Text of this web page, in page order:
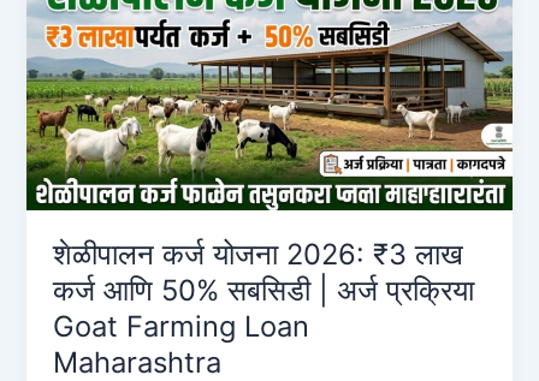
शेळीपालन कर्ज योजना 2026: ₹3 लाख
कर्ज आणि 50% सबसिडी | अर्ज प्रक्रिया
Goat Farming Loan
Maharashtra